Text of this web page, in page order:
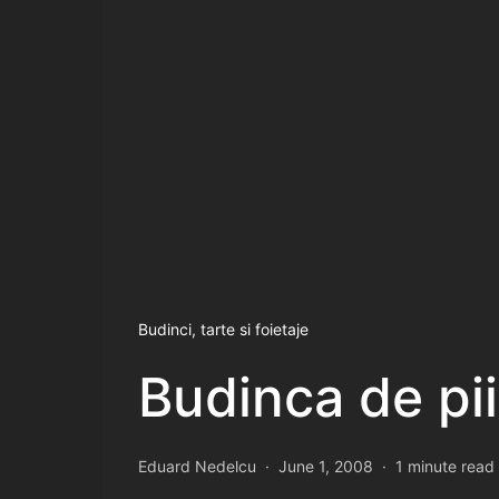
Budinci, tarte si foietaje
Budinca de
Eduard Nedelcu June 1, 2008 1 minute read